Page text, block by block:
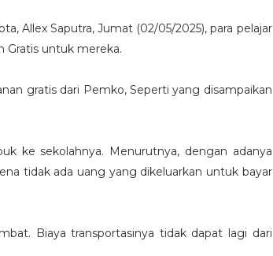
Allex Saputra, Jumat (02/05/2025), para pelajar
Gratis untuk mereka.
gratis dari Pemko, Seperti yang disampaikan
ke sekolahnya. Menurutnya, dengan adanya
tidak ada uang yang dikeluarkan untuk bayar
Biaya transportasinya tidak dapat lagi dari